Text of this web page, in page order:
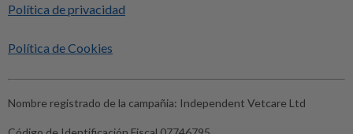
Política de privacidad
Política de Cookies
Nombre registrado de la campañia: Independent Vetcare Ltd